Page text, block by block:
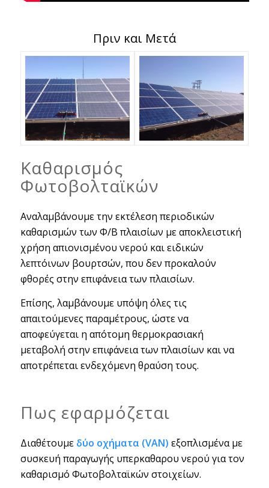
Πριν και Μετά
Καθαρισμός
Φωτοβολταϊκών
Αναλαμβάνουμε την εκτέλεση περιοδικών
καθαρισμών των Φ/Β πλαισίων με αποκλειστική
χρήση απιονισμένου νερού και ειδικών
λεπτόινων βουρτσών, που δεν προκαλούν
φθορές στην επιφάνεια των πλαισίων.
Επίσης, λαμβάνουμε υπόψη όλες τις
απαιτούμενες παραμέτρους, ώστε να
αποφεύγεται η απότομη θερμοκρασιακή
μεταβολή στην επιφάνεια των πλαισίων και να
αποτρέπεται ενδεχόμενη θραύση τους.
Πως εφαρμόζεται
Διαθέτουμε δύο οχήματα (VAN) εξοπλισμένα με
συσκευή παραγωγής υπερκαθαρου νερού για τον
καθαρισμό Φωτοβολταϊκών στοιχείων.